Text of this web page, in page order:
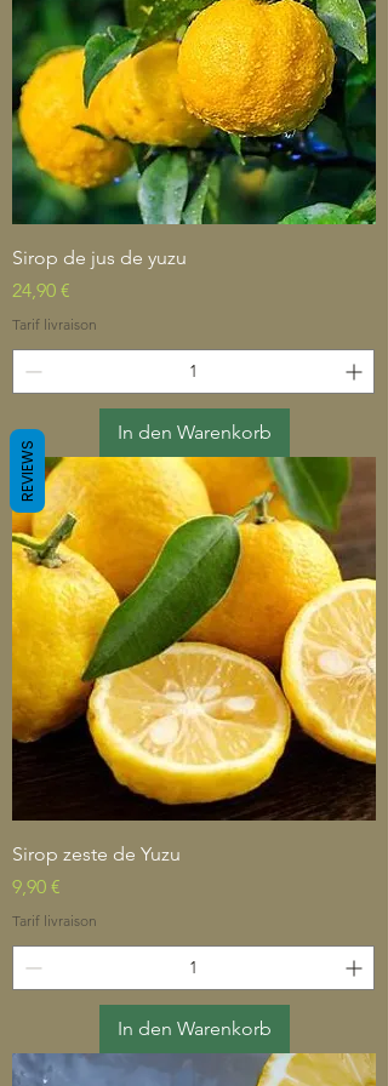
Sirop de jus de yuzu
Preis
24,90 €
Tarif livraison
In den Warenkorb
Sirop zeste de Yuzu
Preis
9,90 €
Tarif livraison
In den Warenkorb
REVIEWS